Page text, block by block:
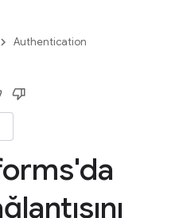
Authentication